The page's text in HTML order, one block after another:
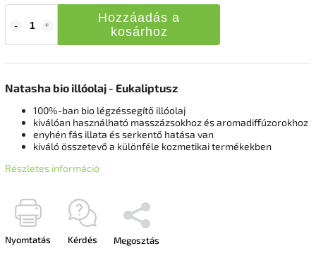
Hozzáadás a
kosárhoz
Natasha bio illóolaj - Eukaliptusz
100%-ban bio légzéssegítő illóolaj
kiválóan használható masszázsokhoz és aromadiffúzorokhoz
enyhén fás illata és serkentő hatása van
kiváló összetevő a különféle kozmetikai termékekben
Részletes információ
Nyomtatás Kérdés Megosztás